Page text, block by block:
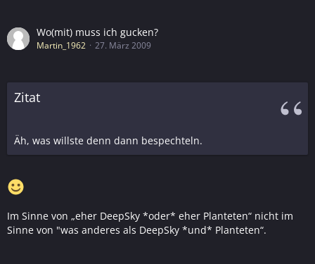
Wo(mit) muss ich gucken?
Martin_1962 27. März 2009
Zitat
Äh, was willste denn dann bespechteln.
Im Sinne von „eher DeepSky *oder* eher Planteten“ nicht im
Sinne von "was anderes als DeepSky *und* Planteten“.